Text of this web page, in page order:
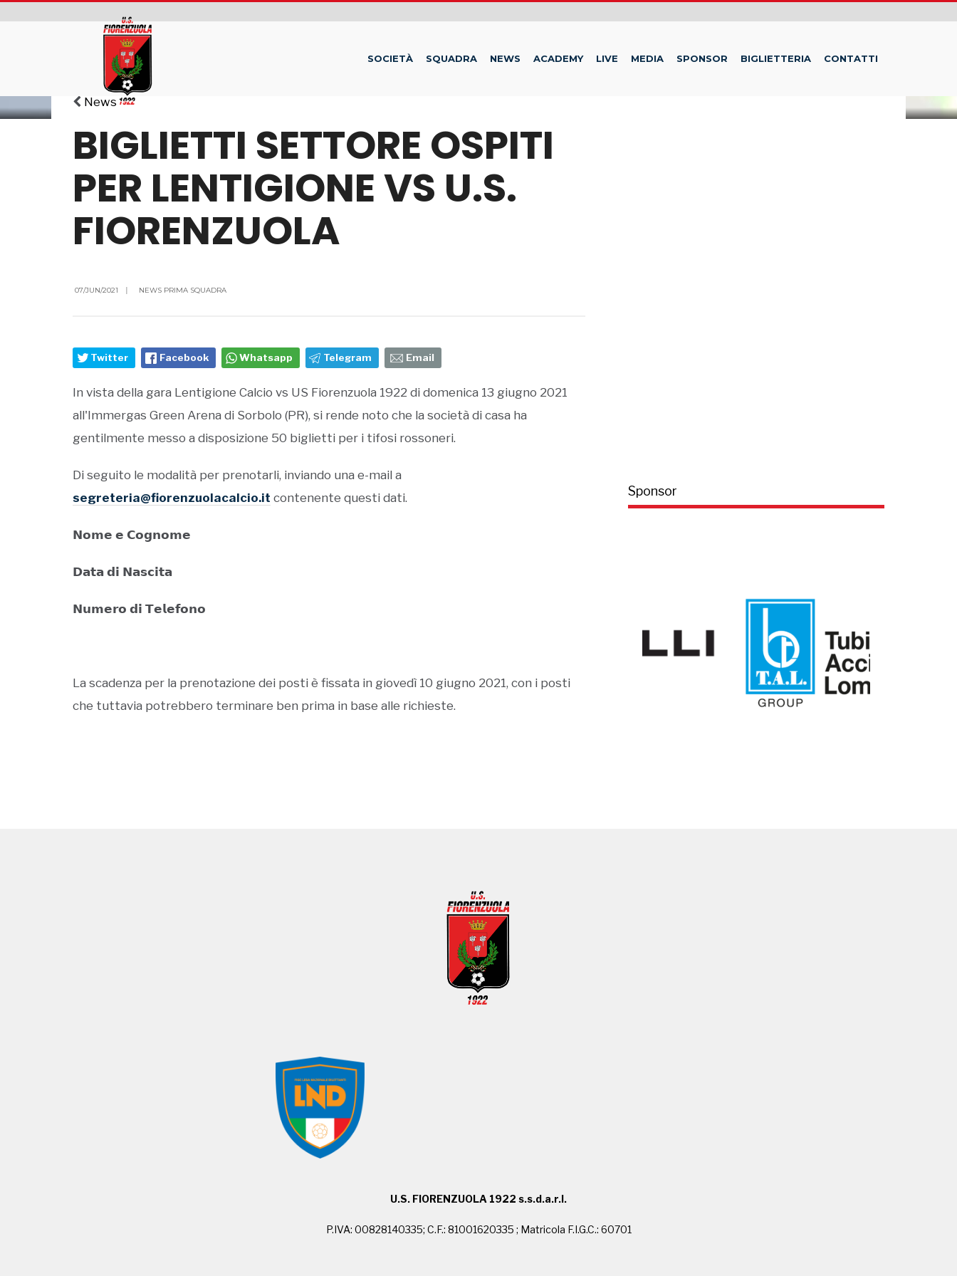
SOCIETÀ SQUADRA NEWS ACADEMY LIVE MEDIA SPONSOR BIGLIETTERIA CONTATTI
News
BIGLIETTI SETTORE OSPITI
PER LENTIGIONE VS U.S.
FIORENZUOLA
07/JUN/2021 | NEWS PRIMA SQUADRA
Twitter Facebook Whatsapp Telegram Email
In vista della gara Lentigione Calcio vs US Fiorenzuola 1922 di domenica 13 giugno 2021
all'Immergas Green Arena di Sorbolo (PR), si rende noto che la società di casa ha
gentilmente messo a disposizione 50 biglietti per i tifosi rossoneri.
Di seguito le modalità per prenotarli, inviando una e-mail a
segreteria@fiorenzuolacalcio.it contenente questi dati.
𝗡𝗼𝗺𝗲 𝗲 𝗖𝗼𝗴𝗻𝗼𝗺𝗲
𝗗𝗮𝘁𝗮 𝗱𝗶 𝗡𝗮𝘀𝗰𝗶𝘁𝗮
𝗡𝘂𝗺𝗲𝗿𝗼 𝗱𝗶 𝗧𝗲𝗹𝗲𝗳𝗼𝗻𝗼
La scadenza per la prenotazione dei posti è fissata in giovedì 10 giugno 2021, con i posti
che tuttavia potrebbero terminare ben prima in base alle richieste.
Sponsor
U.S. FIORENZUOLA 1922 s.s.d.a.r.l.
P.IVA: 00828140335; C.F.: 81001620335 ; Matricola F.I.G.C.: 60701